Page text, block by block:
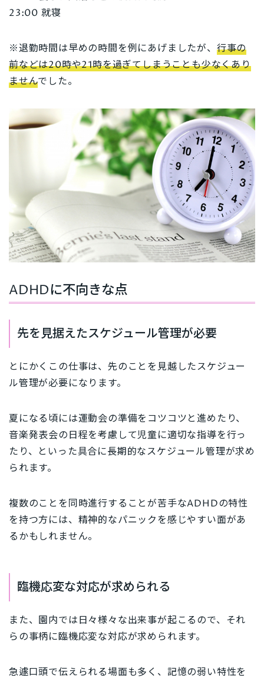
23:00 就寝
※退勤時間は早めの時間を例にあげましたが、 行事の
前などは20時や21時を過ぎてしまうことも少なくあり
ませんでした。
ADHDに不向きな点
先を見据えたスケジュール管理が必要
とにかくこの仕事は、先のことを見越したスケジュー
ル管理が必要になります。
夏になる頃には運動会の準備をコツコツと進めたり、
音楽発表会の日程を考慮して児童に適切な指導を行っ
たり、といった具合に長期的なスケジュール管理が求め
られます。
複数のことを同時進行することが苦手なADHDの特性
を持つ方には、精神的なパニックを感じやすい面があ
るかもしれません。
臨機応変な対応が求められる
また、園内では日々様々な出来事が起こるので、それ
らの事柄に臨機応変な対応が求められます。
急遽口頭で伝えられる場面も多く、記憶の弱い特性を